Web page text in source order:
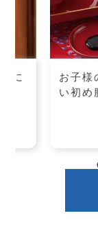
に
お子様
い初め